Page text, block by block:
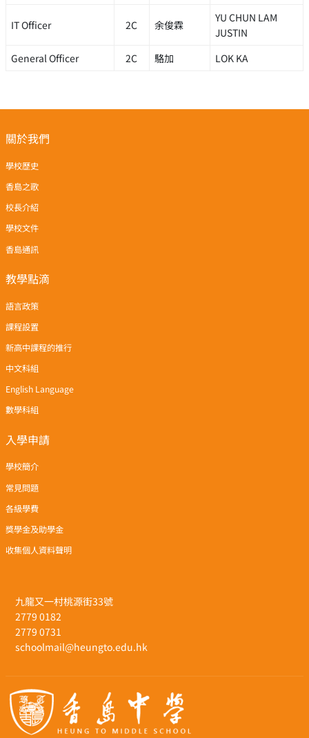
IT Officer 2C 余俊霖
YU CHUN LAM
JUSTIN
General Officer
2C 駱加 LOK KA
九龍又一村桃源街33號
2779 0182
2779 0731
schoolmail@heungto.edu.hk
關於我們
學校歷史
香島之歌
校長介紹
學校文件
香島通訊
教學點滴
語言政策
課程設置
新高中課程的推行
中文科組
English Language
數學科組
入學申請
學校簡介
常見問題
各級學費
獎學金及助學金
收集個人資料聲明